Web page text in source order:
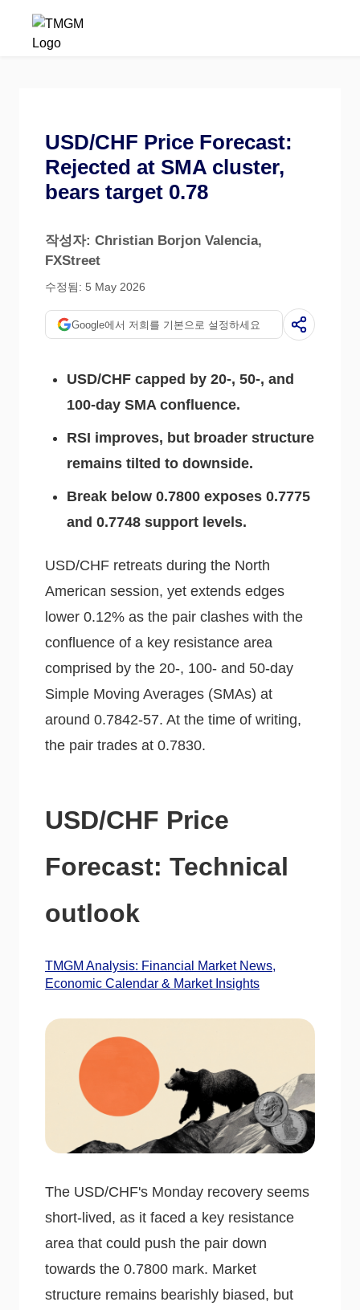
USD/CHF Price Forecast:
Rejected at SMA cluster,
bears target 0.78
작성자: Christian Borjon Valencia,
FXStreet
수정됨: 5 May 2026
Google에서 저희를 기본으로 설정하세요
USD/CHF capped by 20-, 50-, and
100-day SMA confluence.
RSI improves, but broader structure
remains tilted to downside.
Break below 0.7800 exposes 0.7775
and 0.7748 support levels.
USD/CHF retreats during the North
American session, yet extends edges
lower 0.12% as the pair clashes with the
confluence of a key resistance area
comprised by the 20-, 100- and 50-day
Simple Moving Averages (SMAs) at
around 0.7842-57. At the time of writing,
the pair trades at 0.7830.
USD/CHF Price
Forecast: Technical
outlook
TMGM Analysis: Financial Market News,
Economic Calendar & Market Insights
The USD/CHF's Monday recovery seems
short-lived, as it faced a key resistance
area that could push the pair down
towards the 0.7800 mark. Market
structure remains bearishly biased, but